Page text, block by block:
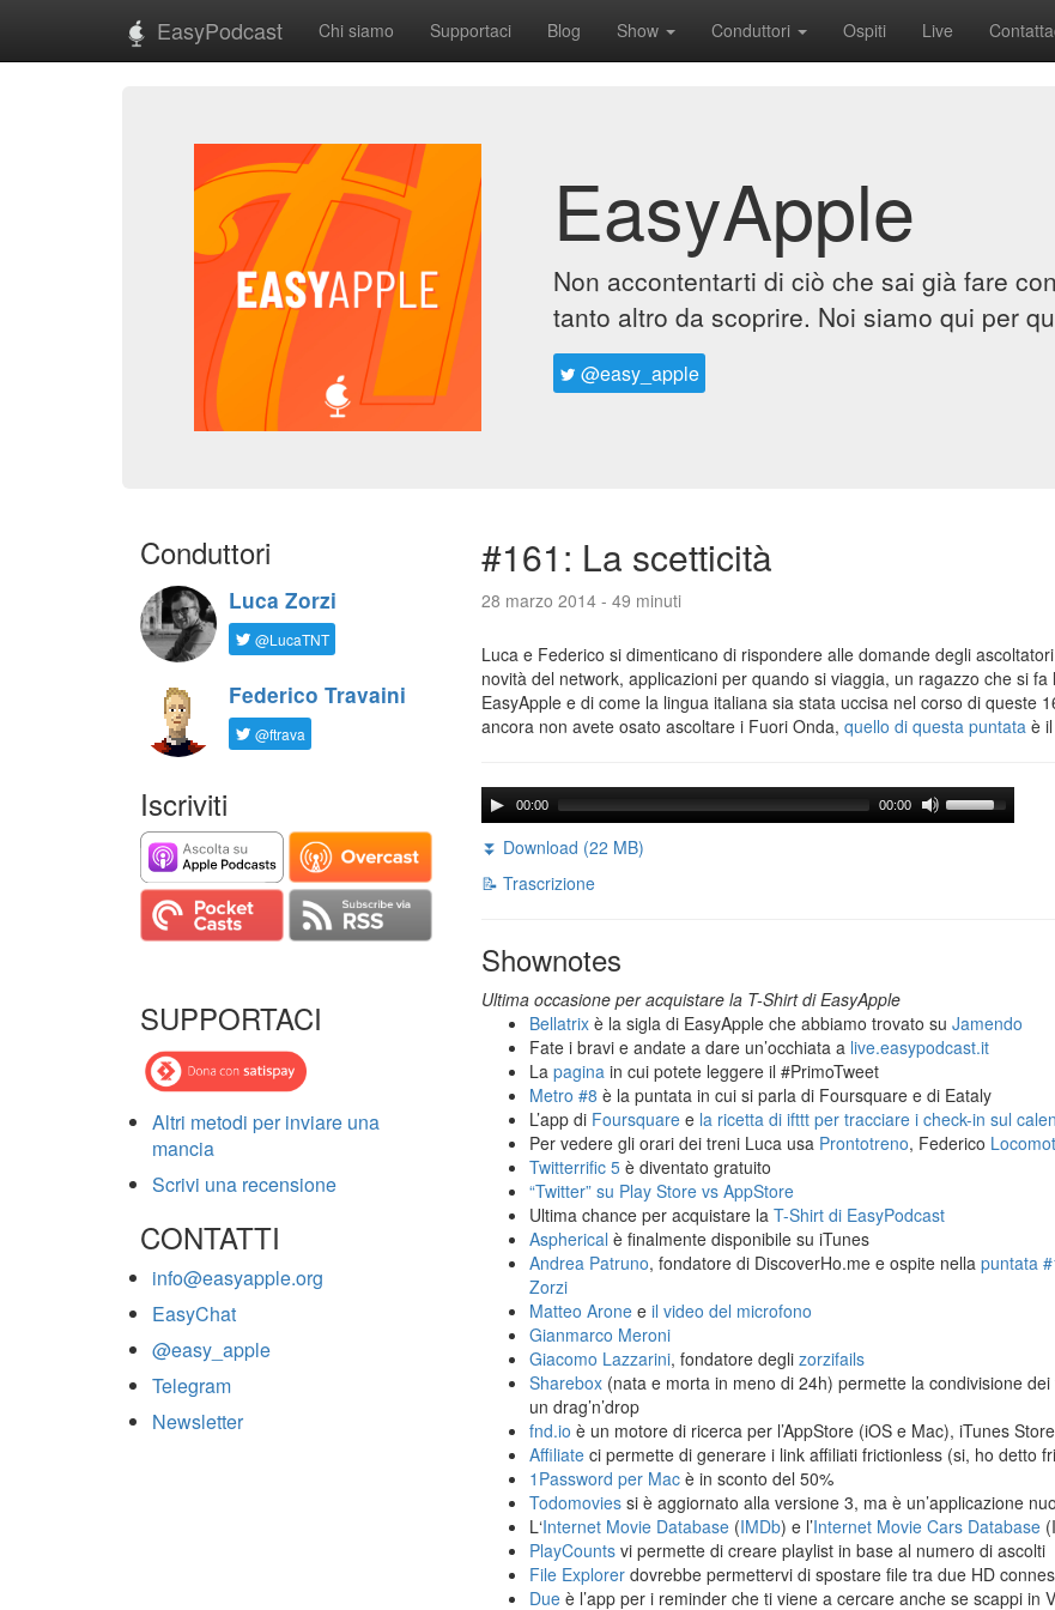
EasyPodcast Chi siamo Supportaci Blog Show Conduttori Ospiti Live
EasyApple
Non accontentarti di ciò che sai già fare
tanto altro da scoprire. Noi siamo qui per
@easy_apple
Conduttori
Luca Zorzi
@LucaTNT
Federico Travaini
@ftrava
Iscriviti
SUPPORTACI
Altri metodi per inviare una
mancia
Scrivi una recensione
CONTATTI
info@easyapple.org
EasyChat
@easy_apple
Telegram
Newsletter
#161: La scetticità
28 marzo 2014 - 49 minuti
Luca e Federico si dimenticano di rispondere alle domande degli
novità del network, applicazioni per quando si viaggia, un ragazzo che si fa
EasyApple e di come la lingua italiana sia stata uccisa nel corso di queste
ancora non avete osato ascoltare i Fuori Onda, quello di questa puntata è
00:00 00:00
⏬ Download (22 MB)
📝 Trascrizione
Shownotes
Ultima occasione per acquistare la T-Shirt di EasyApple
Bellatrix è la sigla di EasyApple che abbiamo trovato su Jamendo
Fate i bravi e andate a dare un’occhiata a live.easypodcast.it
La pagina in cui potete leggere il #PrimoTweet
Metro #8 è la puntata in cui si parla di Foursquare e di Eataly
L’app di Foursquare e la ricetta di ifttt per tracciare i check-in sul
Per vedere gli orari dei treni Luca usa Prontotreno, Federico
Twitterrific 5 è diventato gratuito
“Twitter” su Play Store vs AppStore
Ultima chance per acquistare la T-Shirt di EasyPodcast
Aspherical è finalmente disponibile su iTunes
Andrea Patruno, fondatore di DiscoverHo.me e ospite nella puntata
Zorzi
Matteo Arone e il video del microfono
Gianmarco Meroni
Giacomo Lazzarini, fondatore degli zorzifails
Sharebox (nata e morta in meno di 24h) permette la condivisione
un drag’n’drop
fnd.io è un motore di ricerca per l’AppStore (iOS e Mac), iTunes
Affiliate ci permette di generare i link affiliati frictionless (si, ho detto
1Password per Mac è in sconto del 50%
Todomovies si è aggiornato alla versione 3, ma è un’applicazione
L‘Internet Movie Database (IMDb) e l’Internet Movie Cars Database
PlayCounts vi permette di creare playlist in base al numero di ascolti
File Explorer dovrebbe permettervi di spostare file tra due HD
Due è l’app per i reminder che ti viene a cercare anche se scappi in